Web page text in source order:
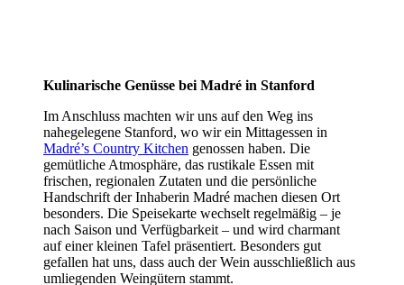
Kulinarische Genüsse bei Madré in Stanford
Im Anschluss machten wir uns auf den Weg ins
nahegelegene Stanford, wo wir ein Mittagessen in
Madré’s Country Kitchen genossen haben. Die
gemütliche Atmosphäre, das rustikale Essen mit
frischen, regionalen Zutaten und die persönliche
Handschrift der Inhaberin Madré machen diesen Ort
besonders. Die Speisekarte wechselt regelmäßig – je
nach Saison und Verfügbarkeit – und wird charmant
auf einer kleinen Tafel präsentiert. Besonders gut
gefallen hat uns, dass auch der Wein ausschließlich aus
umliegenden Weingütern stammt.